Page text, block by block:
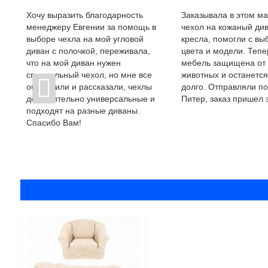
Хочу выразить благодарность
менеджеру Евгении за помощь в
выборе чехла на мой угловой
диван с полочкой, переживала,
что на мой диван нужен
специальный чехол, но мне все
объяснили и рассказали, чехлы
действительно универсальные и
подходят на разные диваны.
Спасибо Вам!
Заказывала в этом
чехол на кожаный
кресла, помогли с
цвета и модели.
мебель защищена
животных и
долго. Отправляли
Питер, заказ пришел